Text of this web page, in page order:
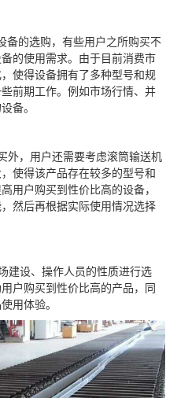
的选购，有些用户之所购买不
的使用需求。由于目前消费市
使得设备拥有了多种型号和规
前期工作。例如市场行情、并
备。
，用户还需要考虑滚筒输送机
使得该产品存在较多的型号和
用户购买到性价比高的设备，
然后再根据实际使用情况选择
设、操作人员的性质进行选
户购买到性价比高的产品，同
用体验。